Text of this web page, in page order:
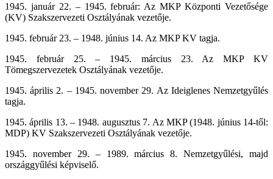
1945. január 22. – 1945. február: Az MKP Központi Vezetősége
(KV) Szakszervezeti Osztályának vezetője.
1945. február 23. – 1948. június 14. Az MKP KV tagja.
1945. február 25. – 1945. március 23. Az MKP KV
Tömegszervezetek Osztályának vezetője.
1945. április 2. – 1945. november 29. Az Ideiglenes Nemzetgyűlés
tagja.
1945. április 13. – 1948. augusztus 7. Az MKP (1948. június 14-től:
MDP) KV Szakszervezeti Osztályának vezetője.
1945. november 29. – 1989. március 8. Nemzetgyűlési, majd
országgyűlési képviselő.